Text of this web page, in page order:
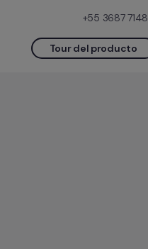
+55 3687 7148
Tour del producto